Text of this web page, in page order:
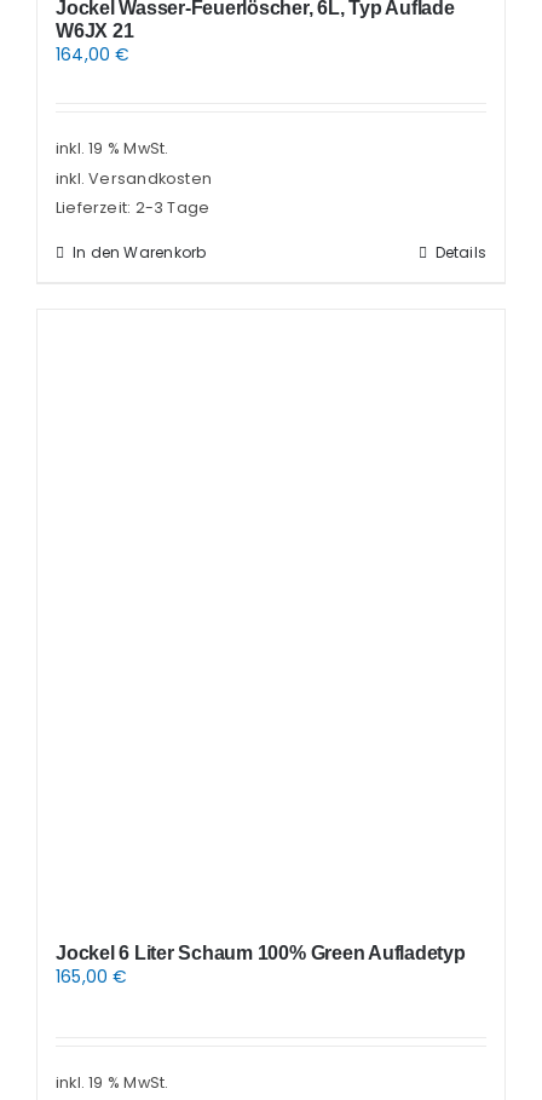
Jockel Wasser-Feuerlöscher, 6L, Typ Auflade
W6JX 21
164,00€
inkl. 19 % MwSt.
inkl. Versandkosten
Lieferzeit: 2-3 Tage
In den Warenkorb Details
Jockel 6 Liter Schaum 100% Green Aufladetyp
165,00€
inkl. 19 % MwSt.